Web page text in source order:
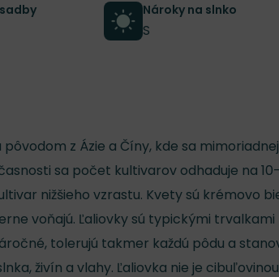
Nároky na slnko
S
pôvodom z Ázie a Číny, kde sa
sa počet kultivarov odhaduje na
nižšieho vzrastu. Kvety sú krémovo
voňajú. Ľaliovky sú typickými
tolerujú takmer každú pôdu a
živín a vlahy. Ľaliovka nie je